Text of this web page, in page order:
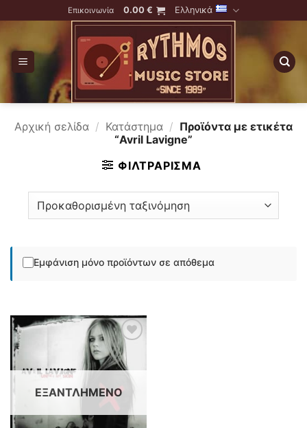
to
Επικοινωνία 0.00 € Ελληνικά
Αρχική σελίδα / Κατάστημα / Προϊόντα με ετικέτα
“Avril Lavigne”
ΦΙΛΤΡΆΡΙΣΜΑ
Εμφάνιση μόνο προϊόντων σε απόθεμα
Προσθήκη
στη λίστα
επιθυμιών
ΕΞΑΝΤΛΗΜΈΝΟ